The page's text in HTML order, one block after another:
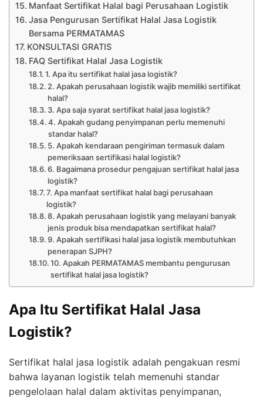
Manfaat Sertifikat Halal bagi Perusahaan Logistik
Jasa Pengurusan Sertifikat Halal Jasa Logistik
Bersama PERMATAMAS
KONSULTASI GRATIS
FAQ Sertifikat Halal Jasa Logistik
1. Apa itu sertifikat halal jasa logistik?
2. Apakah perusahaan logistik wajib memiliki sertifikat
halal?
3. Apa saja syarat sertifikat halal jasa logistik?
4. Apakah gudang penyimpanan perlu memenuhi
standar halal?
5. Apakah kendaraan pengiriman termasuk dalam
pemeriksaan sertifikasi halal logistik?
6. Bagaimana prosedur pengajuan sertifikat halal jasa
logistik?
7. Apa manfaat sertifikat halal bagi perusahaan
logistik?
8. Apakah perusahaan logistik yang melayani banyak
jenis produk bisa mendapatkan sertifikat halal?
9. Apakah sertifikasi halal jasa logistik membutuhkan
penerapan SJPH?
10. Apakah PERMATAMAS membantu pengurusan
sertifikat halal jasa logistik?
Apa Itu Sertifikat Halal Jasa
Logistik?
Sertifikat halal jasa logistik adalah pengakuan resmi
bahwa layanan logistik telah memenuhi standar
pengelolaan halal dalam aktivitas penyimpanan,